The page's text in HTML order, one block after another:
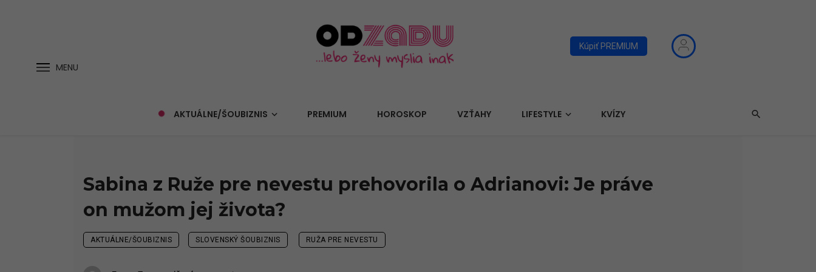
MENU
Kúpiť PREMIUM
AKTUÁLNE/ŠOUBIZNIS PREMIUM HOROSKOP VZŤAHY LIFESTYLE KVÍZY
Sabina z Ruže pre nevestu prehovorila o Adrianovi: Je práve
on mužom jej života?
AKTUÁLNE/ŠOUBIZNIS SLOVENSKÝ ŠOUBIZNIS RUŽA PRE NEVESTU